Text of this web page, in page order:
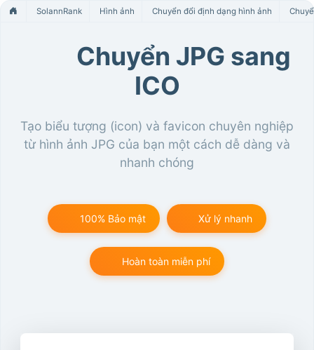
SolannRank Hình ảnh Chuyển đổi định dạng hình ảnh
Chuyển JPG sang
ICO
Tạo biểu tượng (icon) và favicon chuyên nghiệp
từ hình ảnh JPG của bạn một cách dễ dàng và
nhanh chóng
100% Bảo mật Xử lý nhanh
Hoàn toàn miễn phí